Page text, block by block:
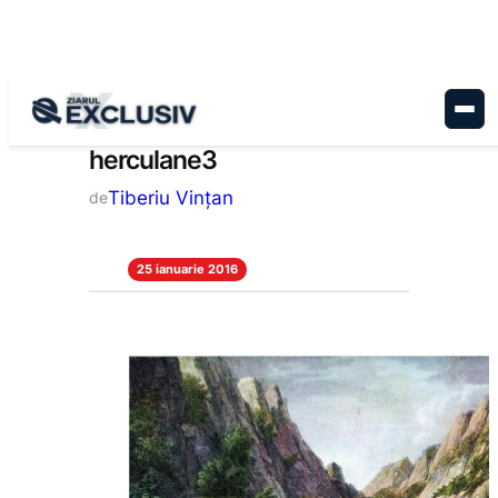
herculane3
deTiberiu Vințan
25 ianuarie 2016